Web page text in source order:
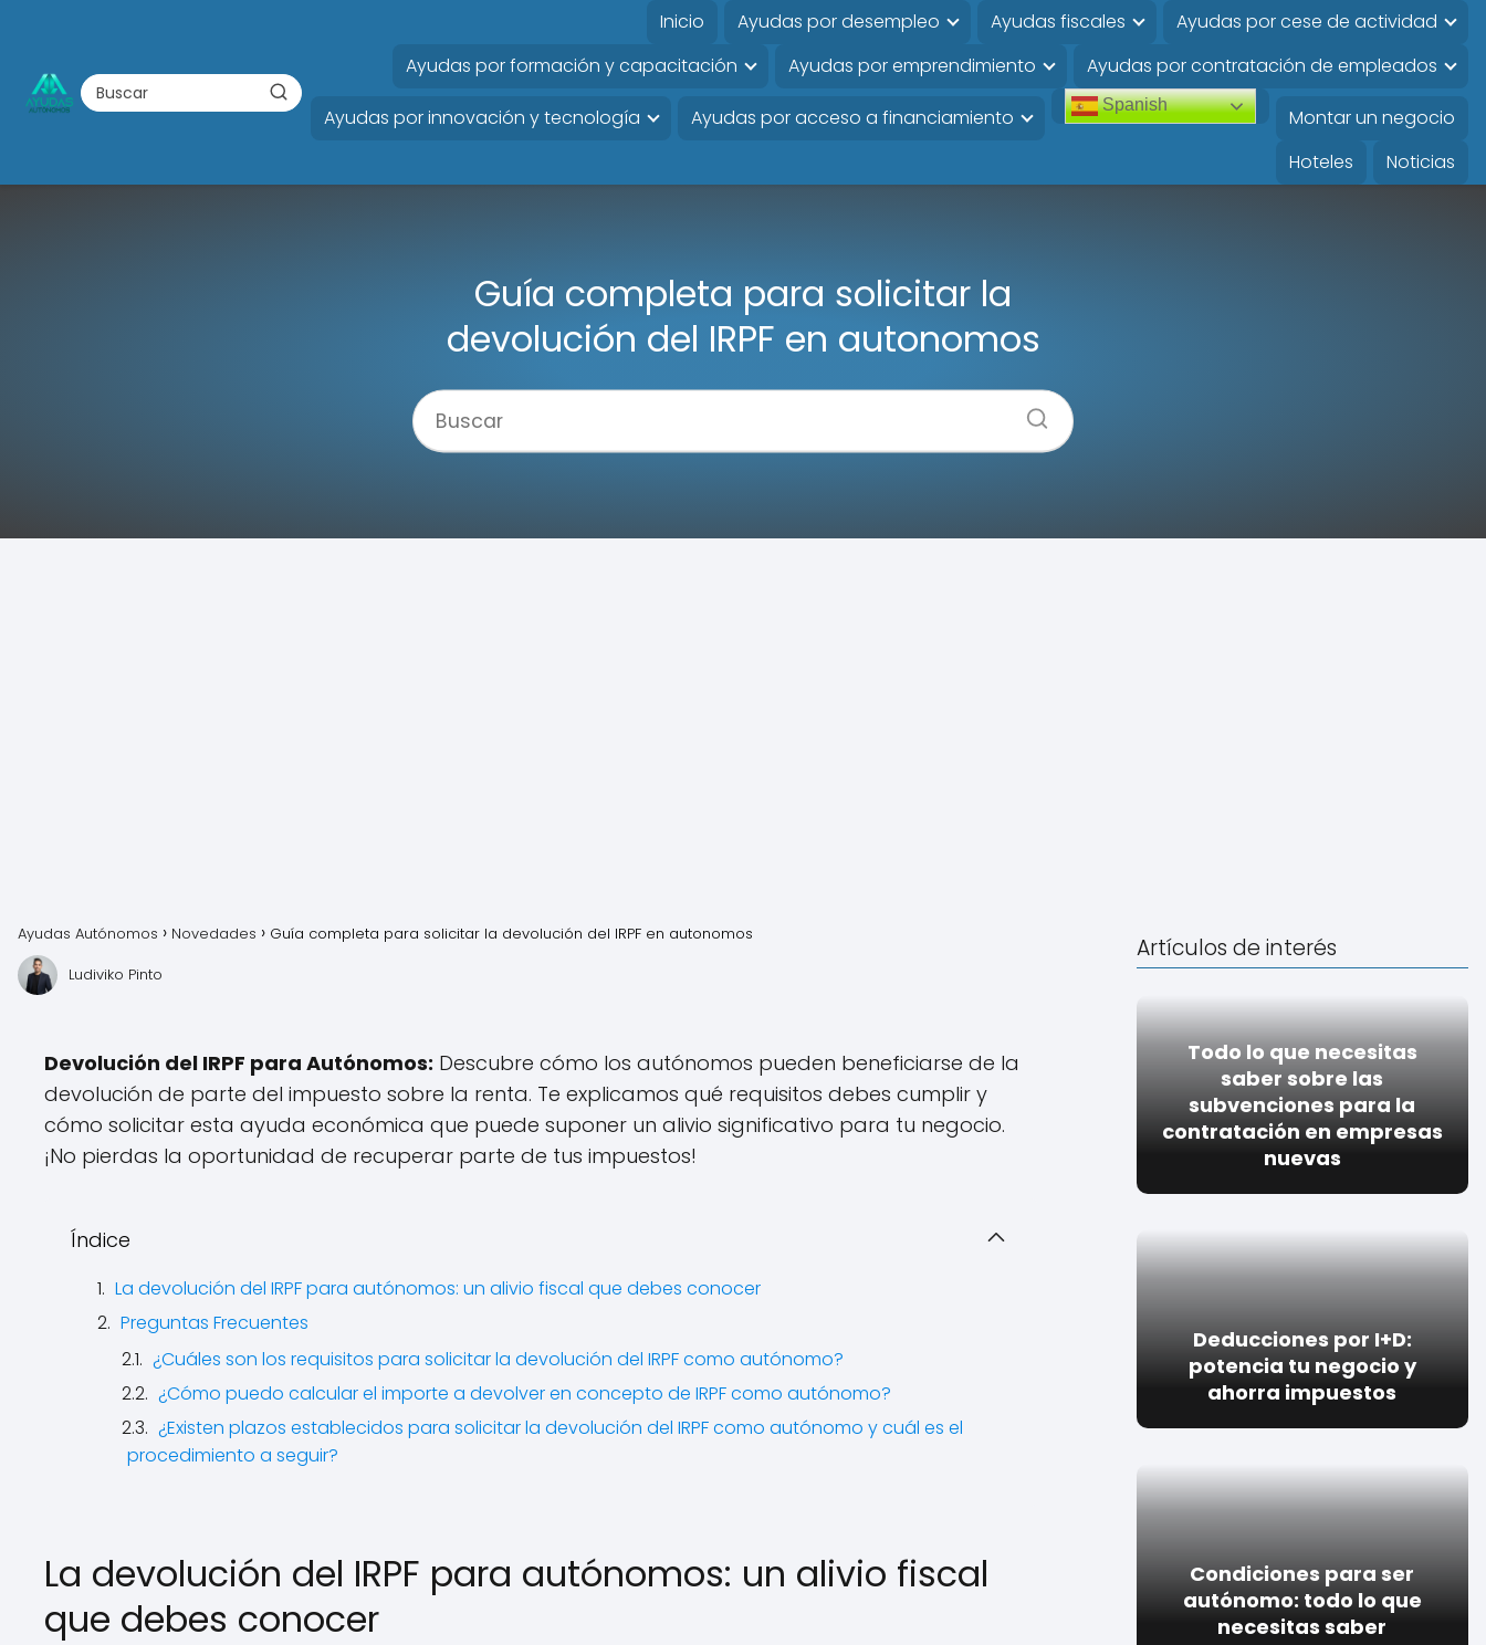
Inicio Ayudas por desempleo Ayudas fiscales
Ayudas por cese de actividad
Ayudas por formación y capacitación
Ayudas por emprendimiento Ayudas por contratación de empleados
Ayudas por innovación y tecnología Ayudas por acceso a financiamiento
Spanish
Montar un negocio
Hoteles
Noticias
Guía completa para solicitar la
devolución del IRPF en autonomos
Ayudas Autónomos Novedades
Guía completa para solicitar la devolución del IRPF en autonomos
Ludiviko Pinto
Devolución del IRPF para Autónomos: Descubre cómo los autónomos pueden beneficiarse de la
devolución de parte del impuesto sobre la renta. Te explicamos qué requisitos debes cumplir y
cómo solicitar esta ayuda económica que puede suponer un alivio significativo para tu negocio.
¡No pierdas la oportunidad de recuperar parte de tus impuestos!
Índice
La devolución del IRPF para autónomos: un alivio fiscal que debes conocer
Preguntas Frecuentes
¿Cuáles son los requisitos para solicitar la devolución del IRPF como autónomo?
¿Cómo puedo calcular el importe a devolver en concepto de IRPF como autónomo?
¿Existen plazos establecidos para solicitar la devolución del IRPF como autónomo y cuál es el
procedimiento a seguir?
La devolución del IRPF para autónomos: un alivio fiscal
que debes conocer
Artículos de interés
Todo lo que necesitas
saber sobre las
subvenciones para la
contratación en empresas
nuevas
Deducciones por I+D:
potencia tu negocio y
ahorra impuestos
Condiciones para ser
autónomo: todo lo que
necesitas saber